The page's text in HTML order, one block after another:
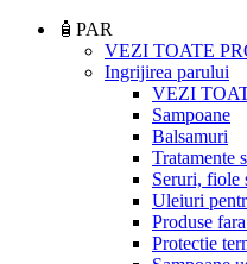
🧴PAR
VEZI TOATE
Ingrijirea parului
VEZI
Sampoane
Balsamuri
Tratamente
Seruri, fiole
Uleiuri
Produse
Protectie